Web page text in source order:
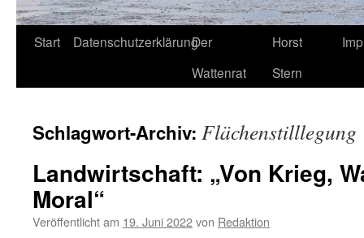
Start DatenschutzerklärungDer
Wattenrat
Horst
Stern
Schlagwort-Archiv: Flächenstilllegung
Landwirtschaft: „Von Krieg,
Moral“
Veröffentlicht am 19. Juni 2022von Redaktion